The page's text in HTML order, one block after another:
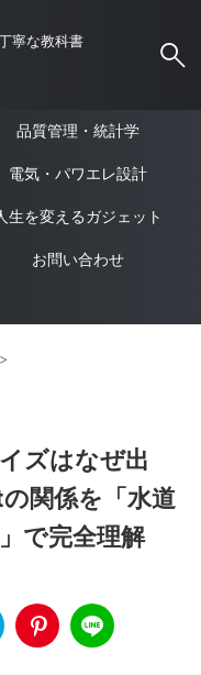
寧な教科書
品質管理・統計学
電気・パワエレ設計
生を変えるガジェット
お問い合わせ
>
ズはなぜ出
関係を「水道
で完全理解